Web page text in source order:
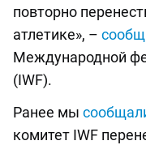
повторно
атлетике», –
Международной
(IWF).
Ранее мы
комитет IWF